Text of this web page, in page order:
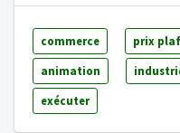
commerce prix
animation
exécuter